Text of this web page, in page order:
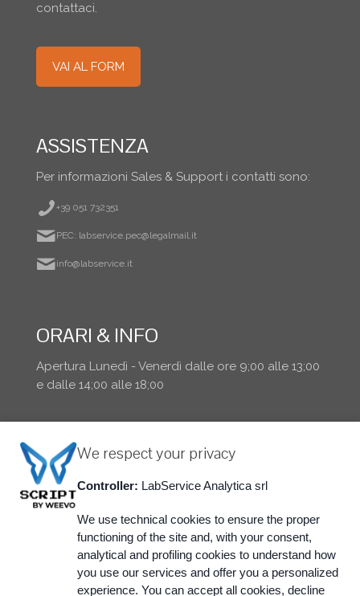
contattaci.
VAI AL FORM
ASSISTENZA
Per informazioni Sales & Support i contatti sono:
+39 051 732351
PEC: labservice.pec@legalmail.it
info@labservice.it
ORARI & INFO
Apertura Lunedì - Venerdì dalle ore 9;00 alle 13;00
e dalle 14;00 alle 18;00
@ 2015 LabService Analytica srl - via Emilia 51/c -
We respect your privacy
Controller: LabService Analytica srl
We use technical cookies to ensure the proper
functioning of the site and, with your consent,
analytical and profiling cookies to understand how
you use our services and offer you a personalized
experience. You can accept all cookies, decline